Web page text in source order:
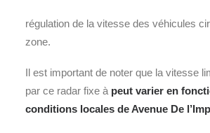
régulation de la vitesse des véhicules
zone.
Il est important de noter que la vitesse
par ce radar fixe à peut varier en
conditions locales deAvenue De